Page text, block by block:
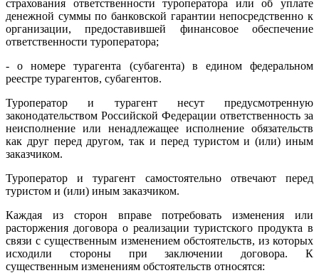
страхования ответственности туроператора или об уплате
денежной суммы по банковской гарантии непосредственно к
организации, предоставившей финансовое обеспечение
ответственности туроператора;
- о номере турагента (субагента) в едином федеральном
реестре турагентов, субагентов.
Туроператор и турагент несут предусмотренную
законодательством Российской Федерации ответственность за
неисполнение или ненадлежащее исполнение обязательств
как друг перед другом, так и перед туристом и (или) иным
заказчиком.
Туроператор и турагент самостоятельно отвечают перед
туристом и (или) иным заказчиком.
Каждая из сторон вправе потребовать изменения или
расторжения договора о реализации туристского продукта в
связи с существенным изменением обстоятельств, из которых
исходили стороны при заключении договора. К
существенным изменениям обстоятельств относятся: